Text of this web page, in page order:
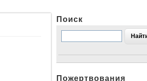
Поиск
Пожертвования